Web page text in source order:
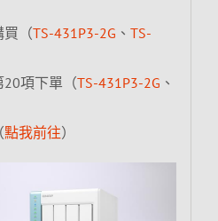
買（TS-431P3-2G 、 TS-
20項下單（TS-431P3-2G 、
點我前往）